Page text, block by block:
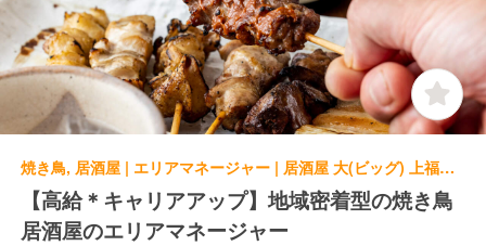
焼き鳥, 居酒屋 | エリアマネージャー | 居酒屋 大(ビッグ) 上福岡西口店
【高給＊キャリアアップ】地域密着型の焼き鳥
居酒屋のエリアマネージャー